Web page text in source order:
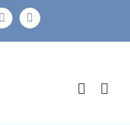
LinkedIn
E-